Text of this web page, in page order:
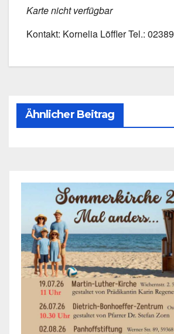
Kar­te nicht ver­füg­bar
Kon­takt: Kor­ne­lia Löff­ler Tel.:
Ähnlicher Beitrag